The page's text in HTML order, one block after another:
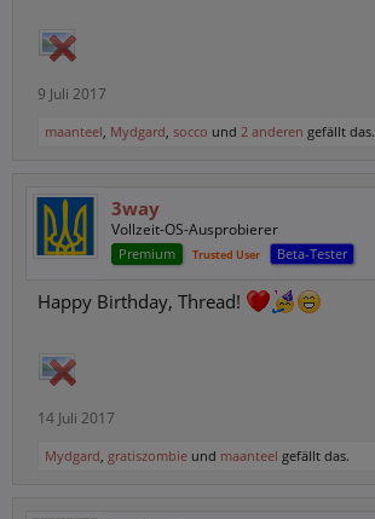
9 Juli 2017
maanteel, Mydgard, socco und 2 anderen gefällt das.
3way
Vollzeit-OS-Ausprobierer
Premium Trusted User Beta-Tester
Happy Birthday, Thread!
14 Juli 2017
Mydgard, gratiszombie und maanteel gefällt das.